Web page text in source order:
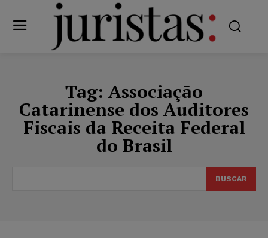
Tag: Associação
Catarinense dos Auditores
Fiscais da Receita Federal
do Brasil
BUSCAR